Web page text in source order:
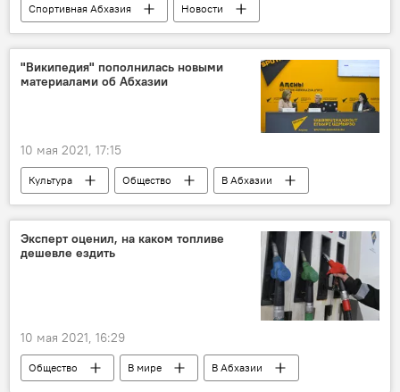
Спортивная Абхазия
Новости
В Абхазии
Общество Спорт
"Википедия" пополнилась новыми
материалами об Абхазии
10 мая 2021, 17:15
Культура Общество
В Абхазии
Новости
Эксперт оценил, на каком топливе
дешевле ездить
10 мая 2021, 16:29
Общество В мире
В Абхазии